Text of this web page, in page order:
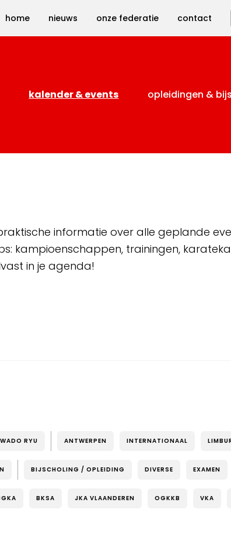
home nieuws onze federatie contact
kalender & events opleidingen &
informatie over alle geplande
kampioenschappen, trainingen,
in je agenda!
WADO RYU ANTWERPEN INTERNATIONAAL
BIJSCHOLING / OPLEIDING DIVERSE EXAMEN
BKSA JKA VLAANDEREN OGKKB VKA